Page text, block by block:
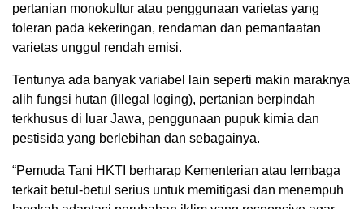
pertanian monokultur atau penggunaan varietas yang
toleran pada kekeringan, rendaman dan pemanfaatan
varietas unggul rendah emisi.
Tentunya ada banyak variabel lain seperti makin maraknya
alih fungsi hutan (illegal loging), pertanian berpindah
terkhusus di luar Jawa, penggunaan pupuk kimia dan
pestisida yang berlebihan dan sebagainya.
“Pemuda Tani HKTI berharap Kementerian atau lembaga
terkait betul-betul serius untuk memitigasi dan menempuh